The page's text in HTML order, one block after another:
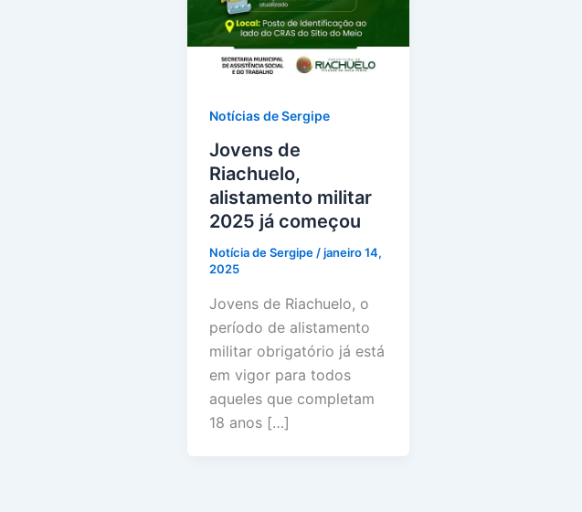
Notícias de Sergipe
Jovens de
Riachuelo,
alistamento militar
2025 já começou
Notícia de Sergipe/janeiro 14,
2025
Jovens de Riachuelo, o
período de alistamento
militar obrigatório já está
em vigor para todos
aqueles que completam
18 anos […]